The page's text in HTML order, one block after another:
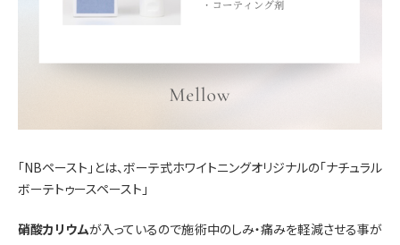
「NBペースト」とは、ボーテ式ホワイトニングオリジナルの「ナチュラル
ボーテトゥースペースト」
硝酸カリウムが入っているので施術中のしみ・痛みを軽減させる事が